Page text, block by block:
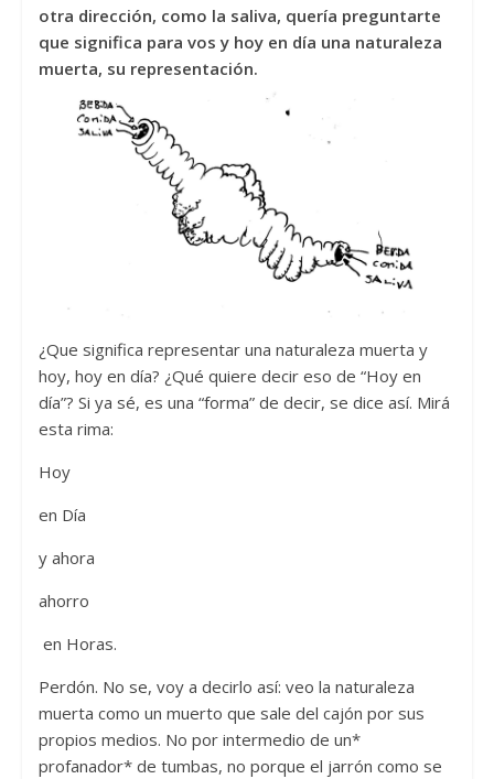
otra dirección, como la saliva, quería preguntarte
que significa para vos y hoy en día una naturaleza
muerta, su representación.
¿Que significa representar una naturaleza muerta y
hoy, hoy en día? ¿Qué quiere decir eso de “Hoy en
día”? Si ya sé, es una “forma” de decir, se dice así. Mirá
esta rima:
Hoy
en Día
y ahora
ahorro
en Horas.
Perdón. No se, voy a decirlo así: veo la naturaleza
muerta como un muerto que sale del cajón por sus
propios medios. No por intermedio de un*
profanador* de tumbas, no porque el jarrón como se